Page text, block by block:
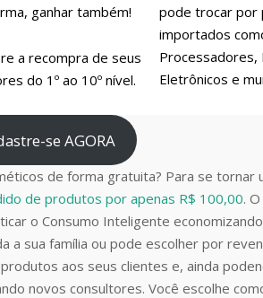
ganhar também!
a recompra de seus
do 1º ao 10º nível.
pode trocar por
importados
Processadores,
Eletrônicos e
se AGORA
de forma gratuita? Para se tornar
de produtos por apenas R$ 100,00.
o Consumo Inteligente
a sua família ou pode escolher por
aos seus clientes e, ainda
novos consultores. Você escolhe